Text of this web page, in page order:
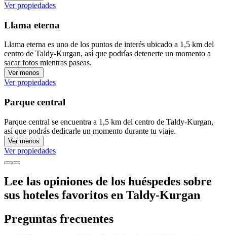
Ver propiedades
Llama eterna
Llama eterna es uno de los puntos de interés ubicado a 1,5 km del
centro de Taldy-Kurgan, así que podrías detenerte un momento a
sacar fotos mientras paseas.
Ver menos
Ver propiedades
Parque central
Parque central se encuentra a 1,5 km del centro de Taldy-Kurgan,
así que podrás dedicarle un momento durante tu viaje.
Ver menos
Ver propiedades
Lee las opiniones de los huéspedes sobre
sus hoteles favoritos en Taldy-Kurgan
Preguntas frecuentes